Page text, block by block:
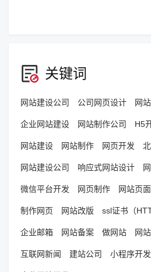
关键词
网站建设公司 公司网页设计 网
企业网站建设 网站制作公司 H5
网站建设 网站制作 网页开发
网站建设公司 响应式网站设计
微信平台开发 网页制作 网站页
制作网页 网站改版 ssl证书（
企业邮箱 网站备案 做网站 网
互联网新闻 建站公司 小程序开发